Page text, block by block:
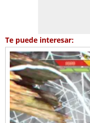
Te puede interesar: